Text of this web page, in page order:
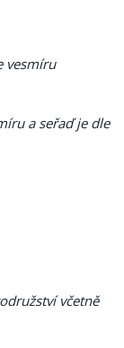
vesmíru
a seřaď je dle
včetně